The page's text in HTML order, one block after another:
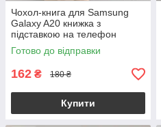
Чохол-книга для Samsung
Galaxy A20 книжка з
підставкою на телефон
самсунг а20 чорна stn
Готово до відправки
162 ₴ 180 ₴
Купити